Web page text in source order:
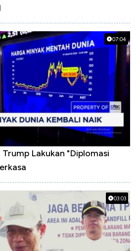
07:04
Lakukan "Diplomasi
03:03